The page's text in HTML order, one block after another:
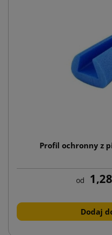
Profil ochronny z
od
Dodaj